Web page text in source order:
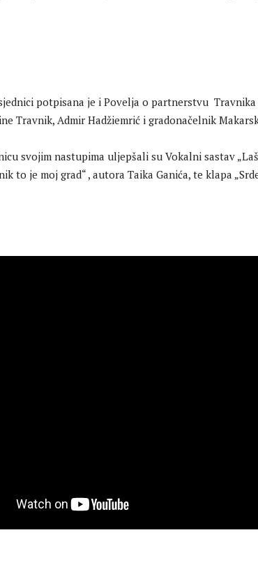
potpisana je i Povelja o partnerstvu
Travnik, Admir Hadžiemrić i gradonačelnik
svojim nastupima uljepšali su Vokalni sastav
to je moj grad“ , autora Taika Ganića, te klapa